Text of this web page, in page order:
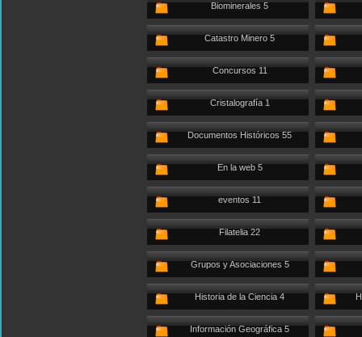
Biominerales 5
Catastro Minero 5
Concursos 11
Cristalografía 1
Documentos Históricos 55
En la web 5
eventos 11
Filatelia 22
Grupos y Asociaciones 5
Historia de la Ciencia 4
Información Geográfica 5